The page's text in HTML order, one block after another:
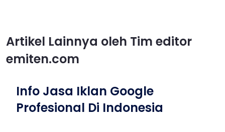
Artikel Lainnya oleh Tim editor
emiten.com
Info Jasa Iklan Google
Profesional Di Indonesia